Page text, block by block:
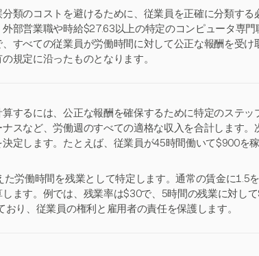
分類のコストを避けるために、従業員を正確に分類す
外部営業職や時給$27.63以上の特定のコンピュータ専
すべての従業員が労働時間に対して公正な報酬を受
規定に沿ったものとなります。
するには、公正な報酬を確保するために特定のステ
スなど、労働週のすべての適格な収入を合計します
定します。たとえば、従業員が45時間働いて$900を
た労働時間を残業として特定します。通常の賃金に1.5
ます。例では、残業率は$30で、5時間の残業に対し
おり、従業員の権利と雇用者の責任を保護します。